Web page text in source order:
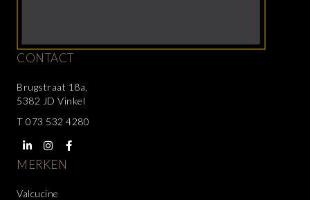
CONTACT
Brugstraat 18a,
5382 JD Vinkel
T 073 532 4280
MERKEN
Valcucine